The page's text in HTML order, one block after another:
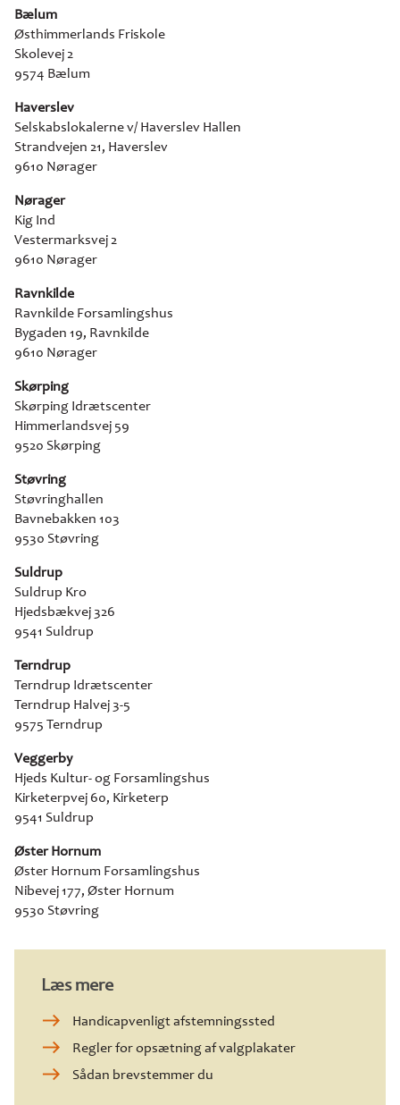
Bælum
Østhimmerlands Friskole
Skolevej 2
9574 Bælum
Haverslev
Selskabslokalerne v/ Haverslev Hallen
Strandvejen 21, Haverslev
9610 Nørager
Nørager
Kig Ind
Vestermarksvej 2
9610 Nørager
Ravnkilde
Ravnkilde Forsamlingshus
Bygaden 19, Ravnkilde
9610 Nørager
Skørping
Skørping Idrætscenter
Himmerlandsvej 59
9520 Skørping
Støvring
Støvringhallen
Bavnebakken 103
9530 Støvring
Suldrup
Suldrup Kro
Hjedsbækvej 326
9541 Suldrup
Terndrup
Terndrup Idrætscenter
Terndrup Halvej 3-5
9575 Terndrup
Veggerby
Hjeds Kultur- og Forsamlingshus
Kirketerpvej 60, Kirketerp
9541 Suldrup
Øster Hornum
Øster Hornum Forsamlingshus
Nibevej 177, Øster Hornum
9530 Støvring
Læs mere
Handicapvenligt afstemningssted
Regler for opsætning af valgplakater
Sådan brevstemmer du